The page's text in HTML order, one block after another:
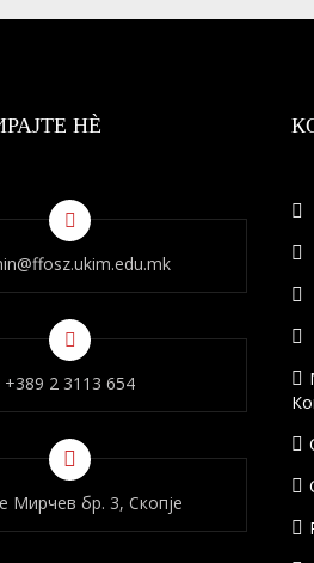
НÈ
+389 2 3113 654
Мирчев бр. 3, Скопје